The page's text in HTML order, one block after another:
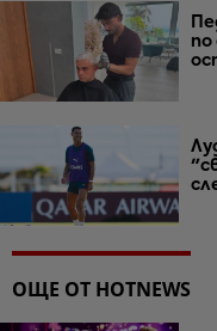
по
ОЩЕ ОТ HOTNEWS